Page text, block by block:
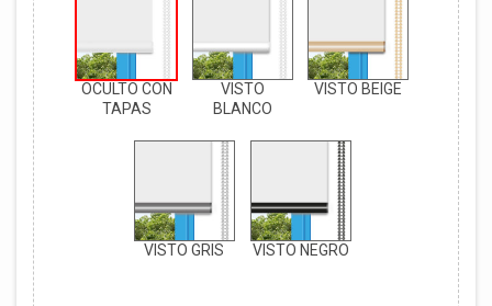
OCULTO CON
TAPAS
VISTO
BLANCO
VISTO BEIGE
VISTO GRIS VISTO NEGRO